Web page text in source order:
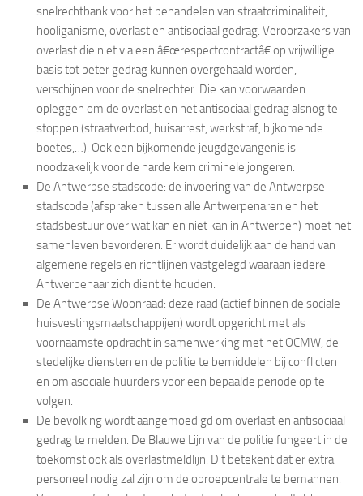
snelrechtbank voor het behandelen van straatcriminaliteit,
hooliganisme, overlast en antisociaal gedrag. Veroorzakers van
overlast die niet via een â€œrespectcontractâ€ op vrijwillige
basis tot beter gedrag kunnen overgehaald worden,
verschijnen voor de snelrechter. Die kan voorwaarden
opleggen om de overlast en het antisociaal gedrag alsnog te
stoppen (straatverbod, huisarrest, werkstraf, bijkomende
boetes,…). Ook een bijkomende jeugdgevangenis is
noodzakelijk voor de harde kern criminele jongeren.
De Antwerpse stadscode: de invoering van de Antwerpse
stadscode (afspraken tussen alle Antwerpenaren en het
stadsbestuur over wat kan en niet kan in Antwerpen) moet het
samenleven bevorderen. Er wordt duidelijk aan de hand van
algemene regels en richtlijnen vastgelegd waaraan iedere
Antwerpenaar zich dient te houden.
De Antwerpse Woonraad: deze raad (actief binnen de sociale
huisvestingsmaatschappijen) wordt opgericht met als
voornaamste opdracht in samenwerking met het OCMW, de
stedelijke diensten en de politie te bemiddelen bij conflicten
en om asociale huurders voor een bepaalde periode op te
volgen.
De bevolking wordt aangemoedigd om overlast en antisociaal
gedrag te melden. De Blauwe Lijn van de politie fungeert in de
toekomst ook als overlastmeldlijn. Dit betekent dat er extra
personeel nodig zal zijn om de oproepcentrale te bemannen.